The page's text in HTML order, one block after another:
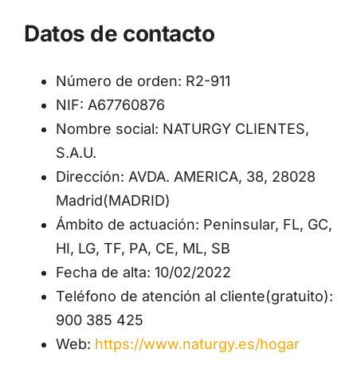
Datos de contacto
Número de orden: R2-911
NIF: A67760876
Nombre social: NATURGY CLIENTES,
S.A.U.
Dirección: AVDA. AMERICA, 38, 28028
Madrid(MADRID)
Ámbito de actuación: Peninsular, FL, GC,
HI, LG, TF, PA, CE, ML, SB
Fecha de alta: 10/02/2022
Teléfono de atención al cliente(gratuito):
900 385 425
Web: https://www.naturgy.es/hogar